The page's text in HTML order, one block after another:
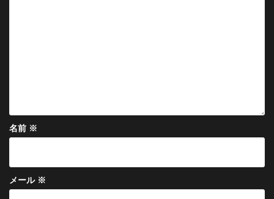
名前 ※
メール ※